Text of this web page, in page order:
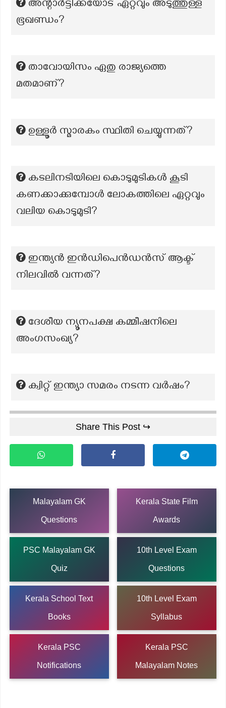
അന്റാർട്ടിക്കയോട് ഏറ്റവും അടുത്തുള്ള
ഭൂഖണ്ഡം?
താവോയിസം ഏതു രാജ്യത്തെ
മതമാണ്?
ഉള്ളൂര്‍ സ്മാരകം സ്ഥിതി ചെയ്യുന്നത്?
കടലിനടിയിലെ കൊടുമുടികൾ കൂടി
കണക്കാക്കുമ്പോൾ ലോകത്തിലെ ഏറ്റവും
വലിയ കൊടുമുടി?
ഇന്ത്യൻ ഇൻഡിപെൻഡൻസ് ആക്ട്
നിലവിൽ വന്നത്?
ദേശീയ ന്യൂനപക്ഷ കമ്മീഷനിലെ
അംഗസംഖ്യ?
ക്വിറ്റ് ഇന്ത്യാ സമരം നടന്ന വർഷം?
Share This Post ↪
Malayalam GK
Questions
Kerala State Film
Awards
PSC Malayalam GK
Quiz
10th Level Exam
Questions
Kerala School Text
Books
10th Level Exam
Syllabus
Kerala PSC
Notifications
Kerala PSC
Malayalam Notes